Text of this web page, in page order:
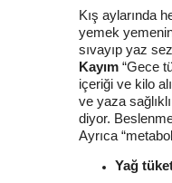
Kış aylarında
yemek
sıvayıp yaz
Kayım “Gece
içeriği ve kilo
ve yaza
diyor.
Ayrıca
Yağ